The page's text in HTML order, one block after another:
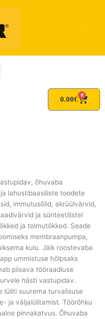
0.00€
0
Cart
õhuvaba
lahustibaasiliste toodete
immutusõlid, akrüülvärvid,
ja sünteetilistel
ja tolmutõkked. Seade
membraanpumpa,
kulu. Jäik roostevaba
ummistuse hõlpsaks
piisava tööraadiuse
hästi vastupidav.
lüliti suurema turvalisuse
ja väljalülitamist. Töörõhku
pinnakatvus. Õhuvaba